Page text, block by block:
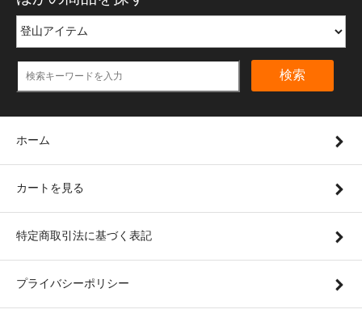
検索
ホーム
カートを見る
特定商取引法に基づく表記
プライバシーポリシー